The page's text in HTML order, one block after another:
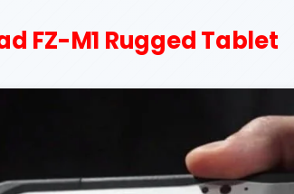
FZ-M1 Rugged Tablet